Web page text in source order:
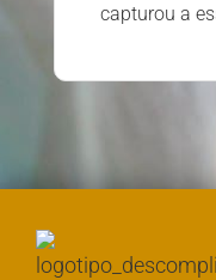
capturou a